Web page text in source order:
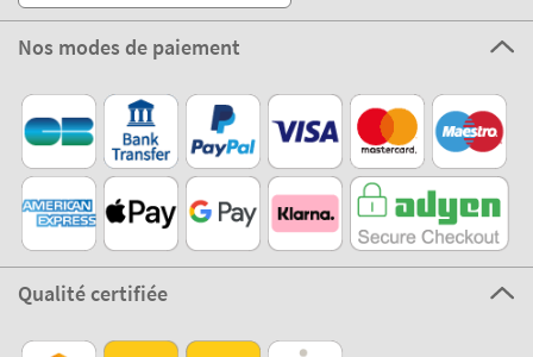
Nos modes de paiement
Qualité certifiée